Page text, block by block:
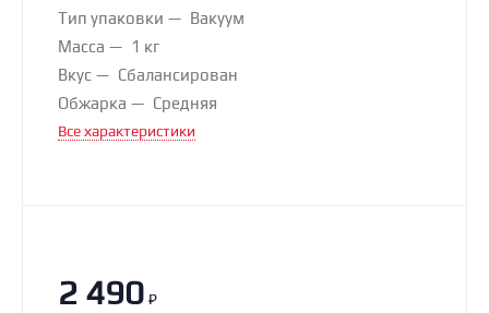
Тип упаковки
Вакуум
Масса
1 кг
Вкус
Сбалансирован
Обжарка
Средняя
Все характеристики
2 490 ₽